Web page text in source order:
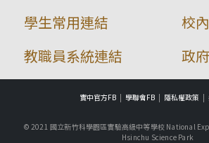
學生常用連結
教職員系統連結
校
政
實中官方FB 學聯會FB 隱私權政策
© 2021 國立新竹科學園區實驗高級中等學校 National
Hsinchu Science Park